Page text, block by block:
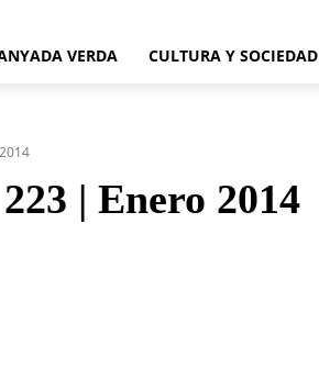
VERDA CULTURA Y SOCIEDAD
| Enero 2014